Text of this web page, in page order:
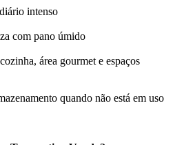
intenso
com pano úmido
área gourmet e espaços
quando não está em uso